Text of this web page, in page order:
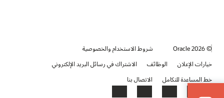
© 2026 Oracle
شروط الاستخدام والخصوصية
خيارات الإعلان
الوظائف
الاشتراك في رسائل البريد الإلكتروني
خط المساعدة للتكامل
الاتصال بنا
Facebook
X
LinkedIn
YouTube